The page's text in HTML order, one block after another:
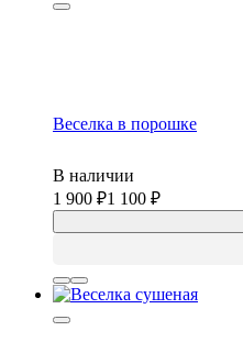
Веселка в порошке
В наличии
1 900
1 100